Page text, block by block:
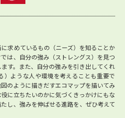
求めているもの（ニーズ）を知ることか
は、自分の強み（ストレングス）を見つ
す。また、自分の強みを引き出してくれ
）ような人や環境を考えることも重要で
のように描きだすエコマップを描いてみ
に立ちたいのかに気づくきっかけにもな
し、強みを伸ばせる進路を、ぜひ考えて